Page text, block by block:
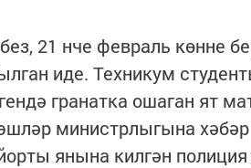
21 нче февраль көнне
иде. Техникум
гранатка ошаган ят
министрлыгына хәбәр
янына килгән